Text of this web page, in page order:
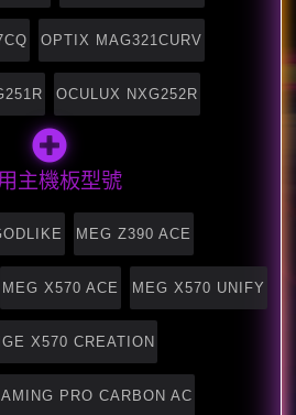
OPTIX MAG321CURV
OCULUX NXG252R
主機板型號
MEG Z390 ACE
MEG X570 ACE MEG X570 UNIFY
X570 CREATION
PRO CARBON AC